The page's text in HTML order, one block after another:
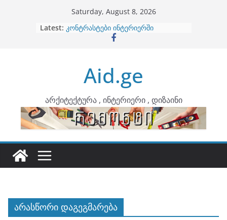
Saturday, August 8, 2026
Latest: ბინების გაერთიანება
კონტრასტები ინტერიერში
ინტერიერის დიზიანი
არტემიდი წარმოგიდგენთ
Aid.ge
არქიტექტურა , ინტერიერი , დიზაინი
არასწორი დაგეგმარება